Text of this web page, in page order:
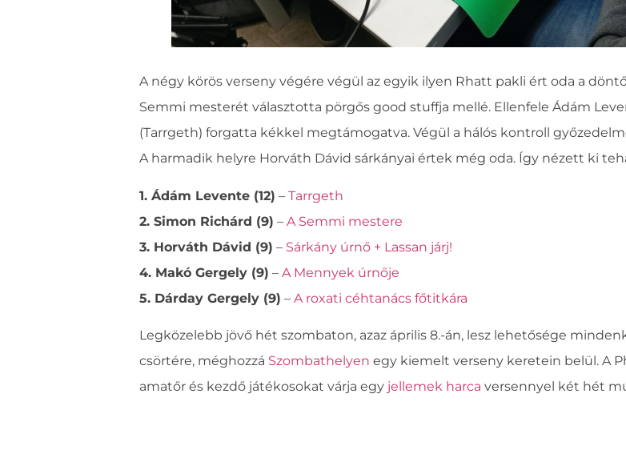
A négy körös verseny végére végül az egyik ilyen Rhatt pakli ért oda a
Semmi mesterét választotta pörgős good stuffja mellé. Ellenfele Ádám
(Tarrgeth) forgatta kékkel megtámogatva. Végül a hálós kontroll
A harmadik helyre Horváth Dávid sárkányai értek még oda. Így nézett ki
1. Ádám Levente (12) –Tarrgeth
2. Simon Richárd (9) –A Semmi mestere
3. Horváth Dávid (9) – Sárkány úrnő + Lassan járj!
4. Makó Gergely (9) –A Mennyek úrnője
5. Dárday Gergely (9) –A roxati céhtanács főtitkára
Legközelebb jövő hét szombaton, azaz április 8.-án, lesz lehetősége
csörtére, méghozzá Szombathelyen egy kiemelt verseny keretein belül. A
amatőr és kezdő játékosokat várja egy jellemek harca versennyel két hét